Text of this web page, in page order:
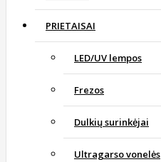
PRIETAISAI
LED/UV lempos
Frezos
Dulkių surinkėjai
Ultragarso vonelės